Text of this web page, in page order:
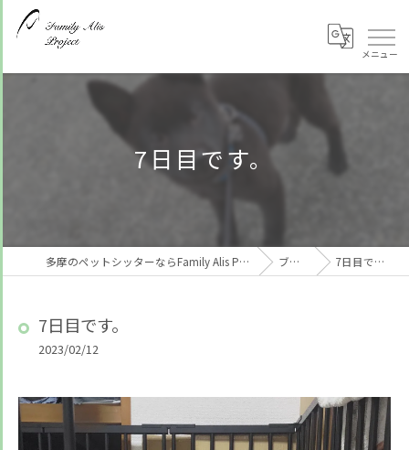
7日目です。
多摩のペットシッターならFamily Alis Project ブログ 7日目です。
7日目です。
2023/02/12